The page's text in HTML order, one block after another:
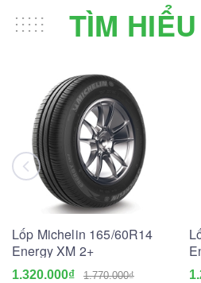
TÌM
Lốp Michelin 165/60R14
Energy XM 2+
1.320.000₫ 1.770.000₫